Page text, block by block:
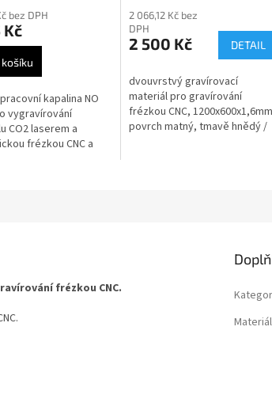
materiál
bez DPH
Kč
košíku
kapalina NO
vygravírování
CO2 laserem a
frézkou CNC a
206
2 066,12 Kč bez
DPH
2 500 Kč DETAIL
dvouvrstvý gravírovací
materiál pro gravírování
frézkou CNC,
povrch matný, tmavě hnědý /
frézkou CNC.
Materiál